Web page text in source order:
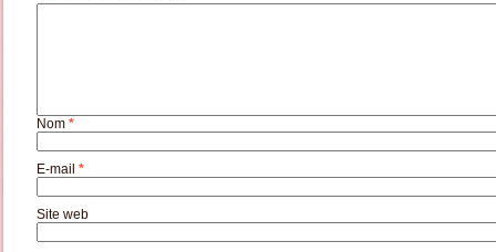
Nom *
E-mail *
Site web